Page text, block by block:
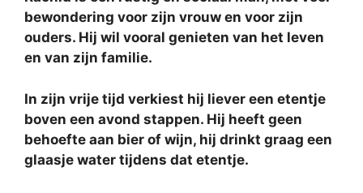
bewondering voor zijn vrouw en voor zijn
ouders. Hij wil vooral genieten van het leven
en van zijn familie.
In zijn vrije tijd verkiest hij liever een etentje
boven een avond stappen. Hij heeft geen
behoefte aan bier of wijn, hij drinkt graag een
glaasje water tijdens dat etentje.